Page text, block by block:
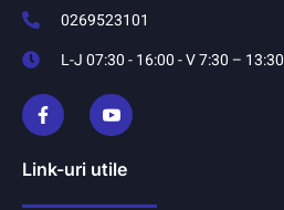
0269523101
L-J 07:30 - 16:00 - V 7:30 – 13:30
Link-uri utile